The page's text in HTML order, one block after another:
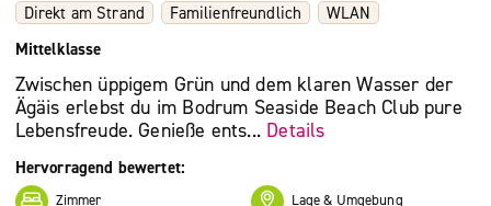
Direkt am Strand Familienfreundlich
WLAN
Mittelklasse
Zwischen üppigem Grün und dem klaren Wasser der
Ägäis erlebst du im Bodrum Seaside Beach Club pure
Lebensfreude. Genieße ents... Details
Hervorragend bewertet:
Zimmer Lage & Umgebung